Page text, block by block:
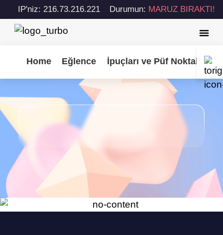
IP'niz: 216.73.216.221 Durumun: MARUZ BIRAKTI!
Home Eğlence İpuçları ve Püf Noktaları